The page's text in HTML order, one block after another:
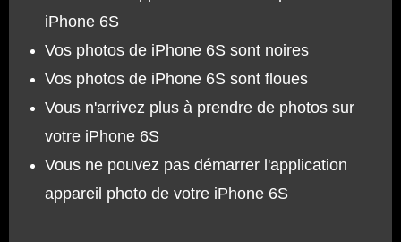
iPhone 6S
Vos photos de iPhone 6S sont noires
Vos photos de iPhone 6S sont floues
Vous n'arrivez plus à prendre de photos sur
votre iPhone 6S
Vous ne pouvez pas démarrer l'application
appareil photo de votre iPhone 6S